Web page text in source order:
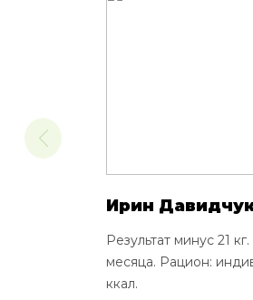
Ирин
Результат минус 21
месяца. Рацион:
ккал.